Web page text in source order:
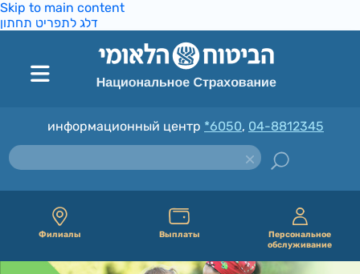
Skip to main content
דלג לתפריט תחתון
информационный центр *6050, 04-8812345
Филиалы Выплаты
Персональное
обслуживание